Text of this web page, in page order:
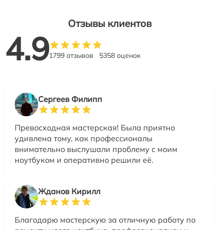
Отзывы клиентов
4.91799 отзывов 5358 оценок
Сергеев Филипп
Превосходная мастерская! Была приятно
удивлена тому, как профессионалы
внимательно выслушали проблему с моим
ноутбуком и оперативно решили её.
Жданов Кирилл
Благодарю мастерскую за отличную работу по